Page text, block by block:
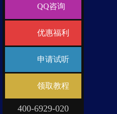
QQ咨询
优惠福利
申请试听
领取教程
400-6929-020